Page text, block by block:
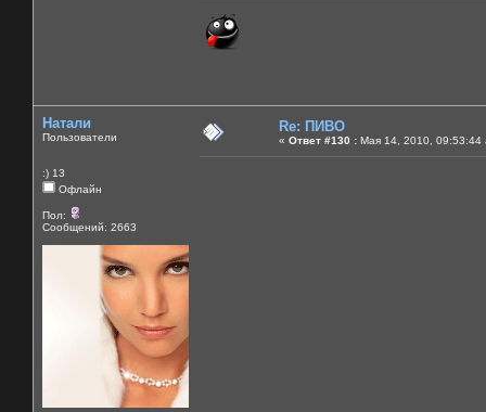
Натали
Пользователи
:) 13
Офлайн
Пол:
Сообщений: 2663
Re: ПИВО
« Ответ #130 : Мая 14, 2010, 09:53:44